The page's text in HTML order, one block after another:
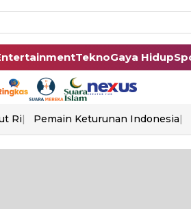
TeknoGaya Hidup
Ri Pemain Keturunan Indonesia